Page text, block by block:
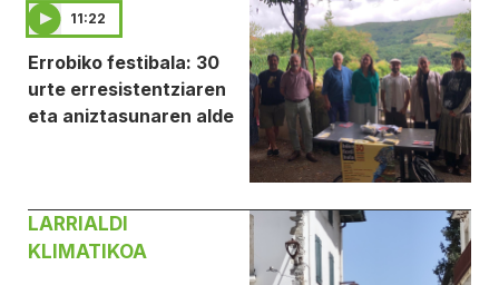
11:22
Errobiko festibala: 30
urte erresistentziaren
eta aniztasunaren alde
LARRIALDI
KLIMATIKOA